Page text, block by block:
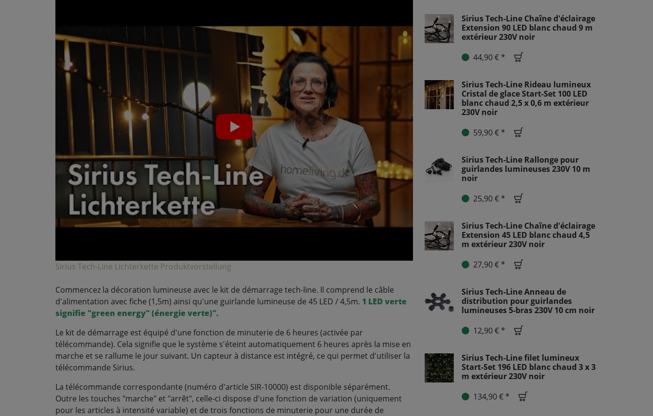
Sirius Tech-Line Lichterkette Produktvorstellung
Commencez la décoration lumineuse avec le kit de démarrage tech-line. Il comprend le câble
d'alimentation avec fiche (1,5m) ainsi qu'une guirlande lumineuse de 45 LED / 4,5m. 1 LED verte
signifie "green energy" (énergie verte)".
Le kit de démarrage est équipé d'une fonction de minuterie de 6 heures (activée par
télécommande). Cela signifie que le système s'éteint automatiquement 6 heures après la mise en
marche et se rallume le jour suivant. Un capteur à distance est intégré, ce qui permet d'utiliser la
télécommande Sirius.
La télécommande correspondante (numéro d'article SIR-10000) est disponible séparément.
Outre les touches "marche" et "arrêt", celle-ci dispose d'une fonction de variation (uniquement
pour les articles à intensité variable) et de trois fonctions de minuterie pour une durée de
Sirius Tech-Line Chaîne d'éclairage
Extension 90 LED blanc chaud 9 m
extérieur 230V noir
44,90 € *
Sirius Tech-Line Rideau lumineux
Cristal de glace Start-Set 100 LED
blanc chaud 2,5 x 0,6 m extérieur
230V noir
59,90 € *
Sirius Tech-Line Rallonge pour
guirlandes lumineuses 230V 10 m
noir
25,90 € *
Sirius Tech-Line Chaîne d'éclairage
Extension 45 LED blanc chaud 4,5
m extérieur 230V noir
27,90 € *
Sirius Tech-Line Anneau de
distribution pour guirlandes
lumineuses 5-bras 230V 10 cm noir
12,90 € *
Sirius Tech-Line filet lumineux
Start-Set 196 LED blanc chaud 3 x 3
m extérieur 230V noir
134,90 € *